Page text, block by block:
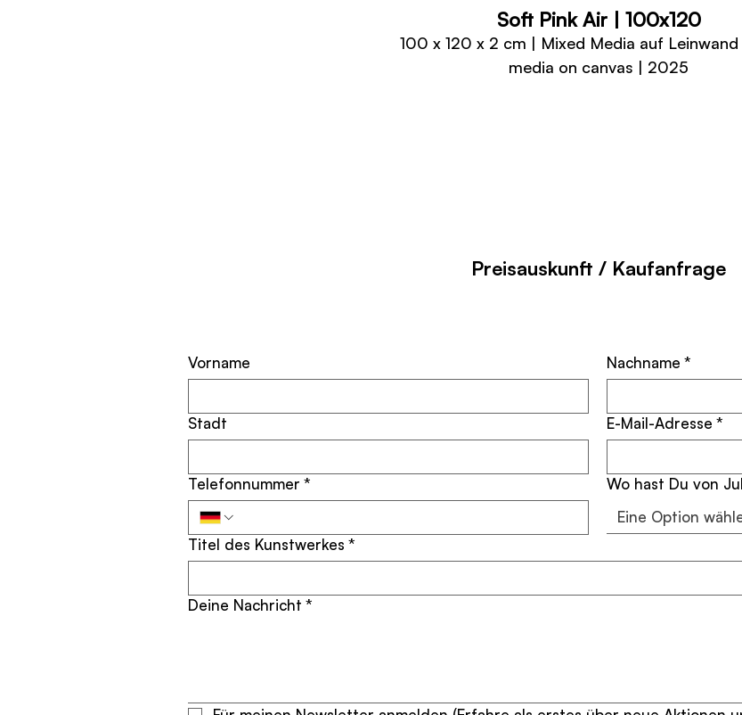
Soft Pink Air | 100x120
100 x 120 x 2 cm | Mixed Media auf
media on canvas | 2025
Preisauskunft / Kaufanfrage
Vorname Nachname *
Stadt E-Mail-Adresse *
Telefonnummer *
Wo hast Du von
Eine Option
Titel des Kunstwerkes *
Deine Nachricht *